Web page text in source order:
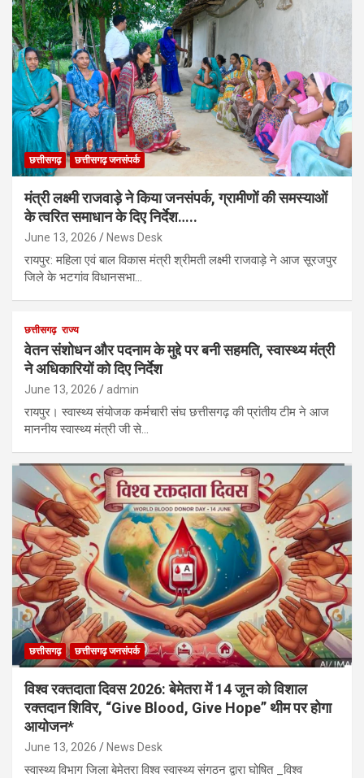
छत्तीसगढ़ छत्तीसगढ़ जनसंपर्क
मंत्री लक्ष्मी राजवाड़े ने किया जनसंपर्क, ग्रामीणों की समस्याओं
के त्वरित समाधान के दिए निर्देश…..
June 13, 2026 News Desk
रायपुर: महिला एवं बाल विकास मंत्री श्रीमती लक्ष्मी राजवाड़े ने आज सूरजपुर
जिले के भटगांव विधानसभा…
छत्तीसगढ़ राज्य
वेतन संशोधन और पदनाम के मुद्दे पर बनी सहमति, स्वास्थ्य मंत्री
ने अधिकारियों को दिए निर्देश
June 13, 2026 admin
रायपुर। स्वास्थ्य संयोजक कर्मचारी संघ छत्तीसगढ़ की प्रांतीय टीम ने आज
माननीय स्वास्थ्य मंत्री जी से…
छत्तीसगढ़ छत्तीसगढ़ जनसंपर्क
विश्व रक्तदाता दिवस 2026: बेमेतरा में 14 जून को विशाल
रक्तदान शिविर, “Give Blood, Give Hope” थीम पर होगा
आयोजन*
June 13, 2026 News Desk
स्वास्थ्य विभाग जिला बेमेतरा विश्व स्वास्थ्य संगठन द्वारा घोषित _विश्व